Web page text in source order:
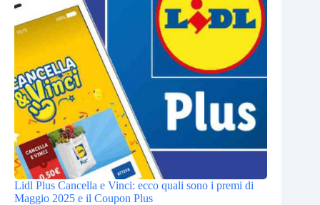
Lidl Plus Cancella e Vinci: ecco quali sono i premi di
Maggio 2025 e il Coupon Plus